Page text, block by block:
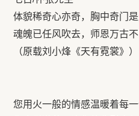
体貌稀奇心亦奇，胸中奇门
魂魄已任风吹去，师恩万古不
（原载刘小烽《天有霓裳》）
仰慕
您用火一般的情感温暖着每